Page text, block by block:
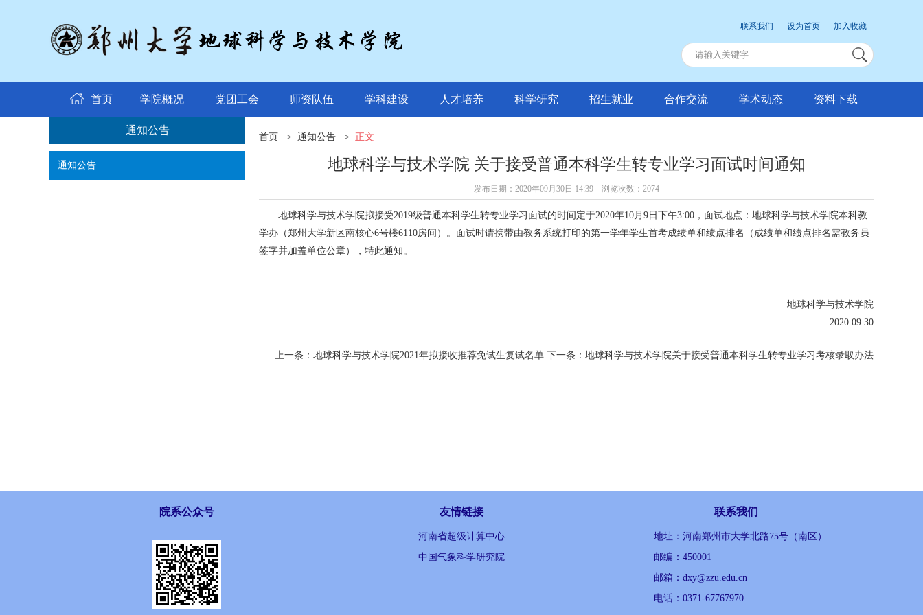
联系我们 设为首页 加入收藏
首页 学院概况 党团工会 师资队伍 学科建设 人才培养 科学研究 招生就业 合作交流 学术动态 资料下载
通知公告
通知公告
首页 > 通知公告 > 正文
地球科学与技术学院 关于接受普通本科学生转专业学习面试时间通知
发布日期：2020年09月30日 14:39 浏览次数： 2074
地球科学与技术学院拟接受2019级普通本科学生转专业学习面试的时间定于2020年10月9日下午3:00，面试地点：地球科学与技术学院本科教
学办（郑州大学新区南核心6号楼6110房间）。面试时请携带由教务系统打印的第一学年学生首考成绩单和绩点排名（成绩单和绩点排名需教务员
签字并加盖单位公章），特此通知。
地球科学与技术学院
2020.09.30
上一条： 地球科学与技术学院2021年拟接收推荐免试生复试名单 下一条： 地球科学与技术学院关于接受普通本科学生转专业学习考核录取办法
院系公众号 友情链接
河南省超级计算中心
中国气象科学研究院
联系我们
地址：河南郑州市大学北路75号（南区）
邮编：450001
邮箱：dxy@zzu.edu.cn
电话：0371-67767970